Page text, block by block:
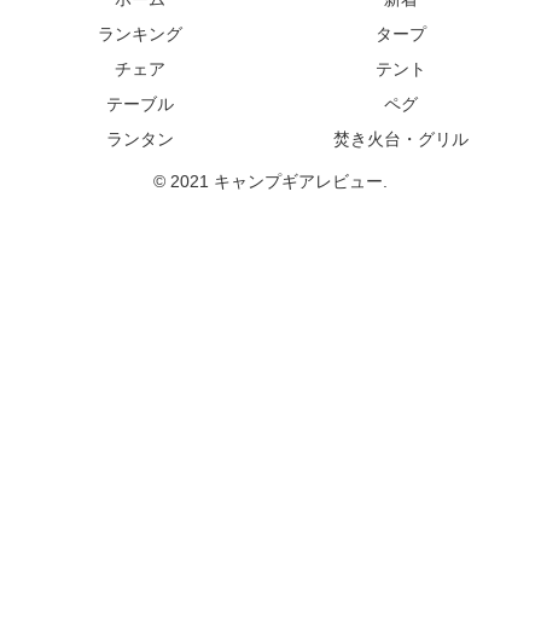
ランキング
タープ
チェア
テント
テーブル
ペグ
ランタン
焚き火台・グリル
© 2021 キャンプギアレビュー.